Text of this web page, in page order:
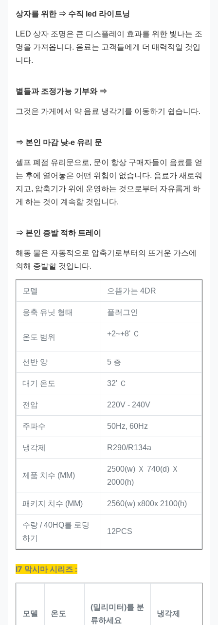
상자를 위한 ⇒ 수직 led 라이트닝
LED 상자 조명은 큰 디스플레이 효과를 위한 빛나는 조
명을 가져옵니다. 음료는 고객들에게 더 매력적일 것입
니다.
별들과 조정가능 기부와 ⇒
그것은 가게에서 약 음료 냉각기를 이동하기 쉽습니다.
⇒ 본인 마감 낮-e 유리 문
셀프 폐점 유리문으로, 문이 항상 구매자들이 음료를 얻
는 후에 열어놓은 어떤 위험이 없습니다. 음료가 새로워
지고, 압축기가 위에 운영하는 것으로부터 자유롭게 하
게 하는 것이 계속할 것입니다.
⇒ 본인 증발 적하 트레이
해동 물은 자동적으로 압축기로부터의 뜨거운 가스에
의해 증발할 것입니다.
모델 으뜸가는 4DR
응축 유닛 형태 플러그인
온도 범위 +2~+8' Ｃ
선반 양 5 층
대기 온도 32' Ｃ
전압 220V - 240V
주파수 50Hz, 60Hz
냉각제 R290/R134a
제품 치수 (MM)
2500(w) Ｘ 740(d) Ｘ
2000(h)
패키지 치수 (MM) 2560(w) x800x 2100(h)
수량 / 40HQ를 로딩
하기
12PCS
I7 막시마 시리즈 :
모델 온도
(밀리미터)를 분
류하세요
냉각제